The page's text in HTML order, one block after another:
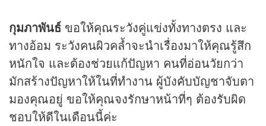
กุมภาพันธ์ ขอให้คุณระวังคู่แข่งทั้งทางตรง และ
ทางอ้อม ระวังคนผิวคล้ำจะนำเรื่องมาให้คุณรู้สึก
หนักใจ และต้องช่วยแก้ปัญหา คนที่อ่อนวัยกว่า
มักสร้างปัญหาให้ในที่ทำงาน ผู้บังคับบัญชาจับตา
มองคุณอยู่ ขอให้คุณจงรักษาหน้าที่ๆ ต้องรับผิด
ชอบให้ดีในเดือนนี้ค่ะ